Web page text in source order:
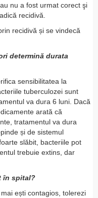
nu a fost urmat corect şi
recidivă.
recidivă și se vindecă
determină durata
sensibilitatea la
tuberculozei sunt
va dura 6 luni. Dacă
arată că
tratamentul va dura
și de sistemul
slăbit, bacteriile pot
trebuie extins, dar
în spital?
ești contagios, tolerezi